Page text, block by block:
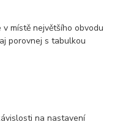
místě největšího obvodu
porovnej s tabulkou
na nastavení